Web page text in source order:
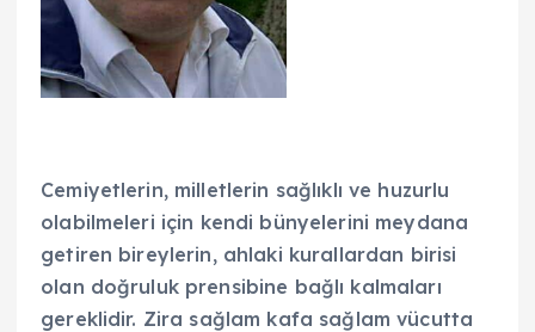
Cemiyetlerin, milletlerin sağlıklı ve huzurlu
olabilmeleri için kendi bünyelerini meydana
getiren bireylerin, ahlaki kurallardan birisi
olan doğruluk prensibine bağlı kalmaları
gereklidir. Zira sağlam kafa sağlam vücutta